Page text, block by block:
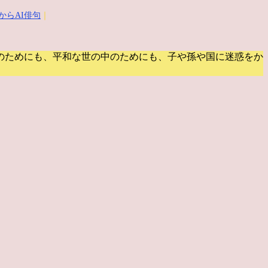
らAI俳句
ためにも、平和な世の中のためにも、子や孫や国に迷惑をか